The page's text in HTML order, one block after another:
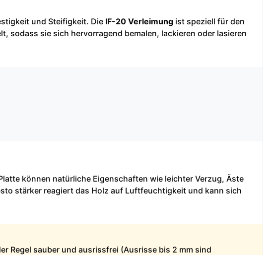
und Steifigkeit. Die IF-20 Verleimung ist speziell für den
sodass sie sich hervorragend bemalen, lackieren oder lasieren
können natürliche Eigenschaften wie leichter Verzug, Äste
stärker reagiert das Holz auf Luftfeuchtigkeit und kann sich
Regel sauber und ausrissfrei (Ausrisse bis 2 mm sind